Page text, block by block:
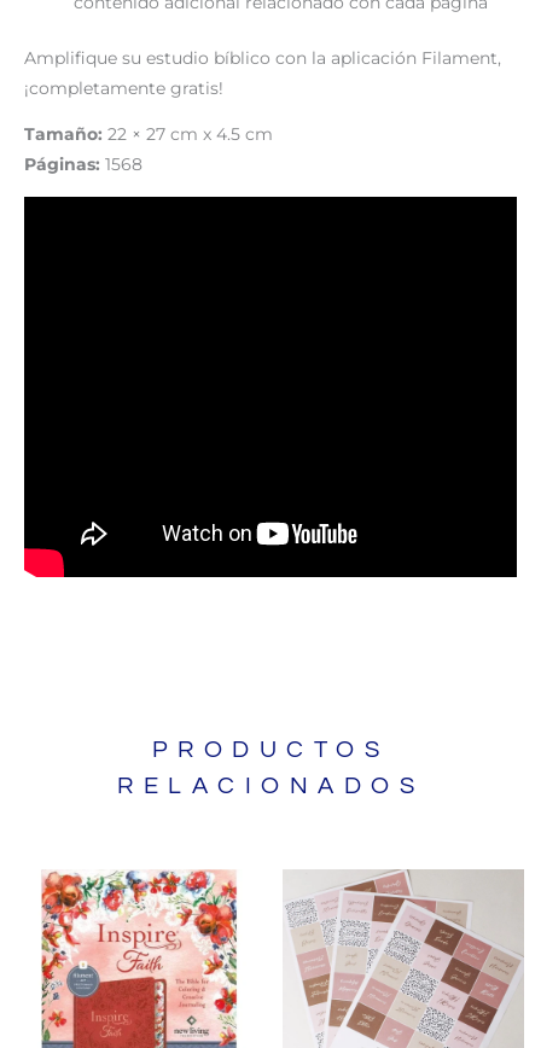
Amplifique su estudio bíblico con la aplicación Filament,
¡completamente gratis!
Tamaño: 22 × 27 cm x 4.5 cm
Páginas: 1568
PRODUCTOS
RELACIONADOS